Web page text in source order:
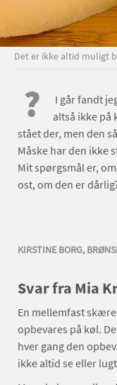
Det er ikke altid muligt
?
I går fandt
altså ikke på
stået der, men den
Måske har den ikke
Mit spørgsmål er,
ost, om den er
KIRSTINE BORG,
Svar fra Mia
En mellemfast
opbevares på køl.
hver gang den
ikke altid se eller